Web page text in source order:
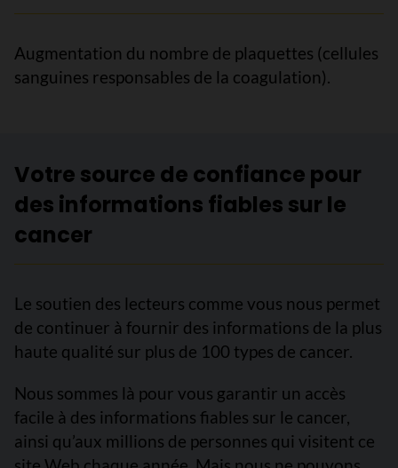
Augmentation du nombre de plaquettes (cellules
sanguines responsables de la coagulation).
Votre source de confiance pour
des informations fiables sur le
cancer
Le soutien des lecteurs comme vous nous permet
de continuer à fournir des informations de la plus
haute qualité sur plus de 100 types de cancer.
Nous sommes là pour vous garantir un accès
facile à des informations fiables sur le cancer,
ainsi qu’aux millions de personnes qui visitent ce